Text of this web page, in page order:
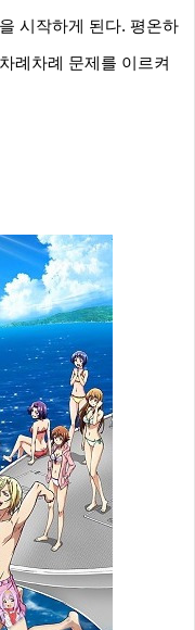
시작하게 된다. 평온하
례차례 문제를 이르켜